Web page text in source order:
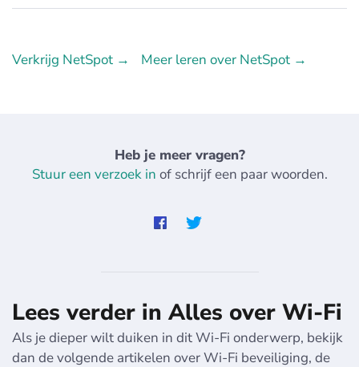
Verkrijg NetSpot → Meer leren over NetSpot →
Heb je meer vragen?
Stuur een verzoek in of schrijf een paar woorden.
Lees verder in Alles over Wi-Fi
Als je dieper wilt duiken in dit Wi-Fi onderwerp, bekijk
dan de volgende artikelen over Wi-Fi beveiliging, de